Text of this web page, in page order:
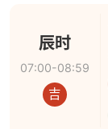
辰时
07:00-08:59
吉